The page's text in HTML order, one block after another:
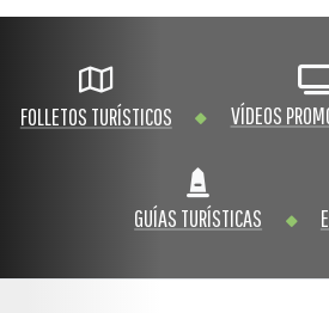
FOLLETOS TURÍSTICOS VÍDEOS
GUÍAS TURÍSTICAS